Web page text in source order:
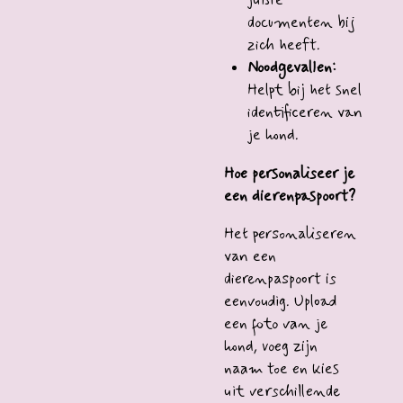
documenten bij
zich heeft.
Noodgevallen:
Helpt bij het snel
identificeren van
je hond.
Hoe personaliseer je
een dierenpaspoort?
Het personaliseren
van een
dierenpaspoort is
eenvoudig. Upload
een foto van je
hond, voeg zijn
naam toe en kies
uit verschillende